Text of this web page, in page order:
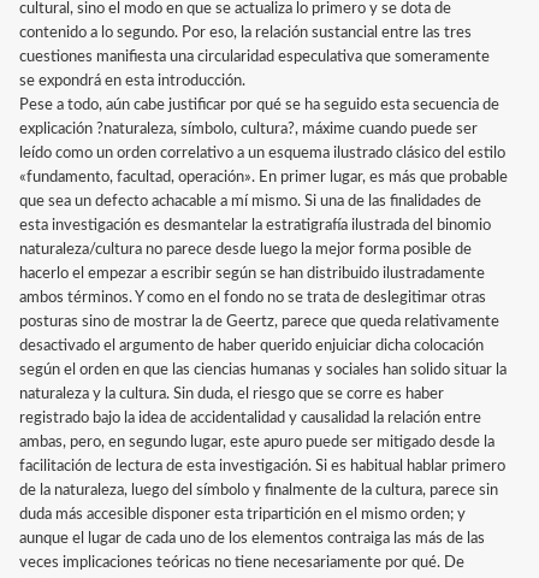
cultural, sino el modo en que se actualiza lo primero y se dota de
contenido a lo segundo. Por eso, la relación sustancial entre las tres
cuestiones manifiesta una circularidad especulativa que someramente
se expondrá en esta introducción.
Pese a todo, aún cabe justificar por qué se ha seguido esta secuencia de
explicación ?naturaleza, símbolo, cultura?, máxime cuando puede ser
leído como un orden correlativo a un esquema ilustrado clásico del estilo
«fundamento, facultad, operación». En primer lugar, es más que probable
que sea un defecto achacable a mí mismo. Si una de las finalidades de
esta investigación es desmantelar la estratigrafía ilustrada del binomio
naturaleza/cultura no parece desde luego la mejor forma posible de
hacerlo el empezar a escribir según se han distribuido ilustradamente
ambos términos. Y como en el fondo no se trata de deslegitimar otras
posturas sino de mostrar la de Geertz, parece que queda relativamente
desactivado el argumento de haber querido enjuiciar dicha colocación
según el orden en que las ciencias humanas y sociales han solido situar la
naturaleza y la cultura. Sin duda, el riesgo que se corre es haber
registrado bajo la idea de accidentalidad y causalidad la relación entre
ambas, pero, en segundo lugar, este apuro puede ser mitigado desde la
facilitación de lectura de esta investigación. Si es habitual hablar primero
de la naturaleza, luego del símbolo y finalmente de la cultura, parece sin
duda más accesible disponer esta tripartición en el mismo orden; y
aunque el lugar de cada uno de los elementos contraiga las más de las
veces implicaciones teóricas no tiene necesariamente por qué. De